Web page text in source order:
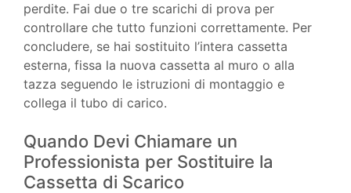
perdite. Fai due o tre scarichi di prova per
controllare che tutto funzioni correttamente. Per
concludere, se hai sostituito l’intera cassetta
esterna, fissa la nuova cassetta al muro o alla
tazza seguendo le istruzioni di montaggio e
collega il tubo di carico.
Quando Devi Chiamare un
Professionista per Sostituire la
Cassetta di Scarico